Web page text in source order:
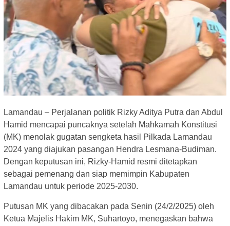
Lamandau – Perjalanan politik Rizky Aditya Putra dan Abdul
Hamid mencapai puncaknya setelah Mahkamah Konstitusi
(MK) menolak gugatan sengketa hasil Pilkada Lamandau
2024 yang diajukan pasangan Hendra Lesmana-Budiman.
Dengan keputusan ini, Rizky-Hamid resmi ditetapkan
sebagai pemenang dan siap memimpin Kabupaten
Lamandau untuk periode 2025-2030.
Putusan MK yang dibacakan pada Senin (24/2/2025) oleh
Ketua Majelis Hakim MK, Suhartoyo, menegaskan bahwa